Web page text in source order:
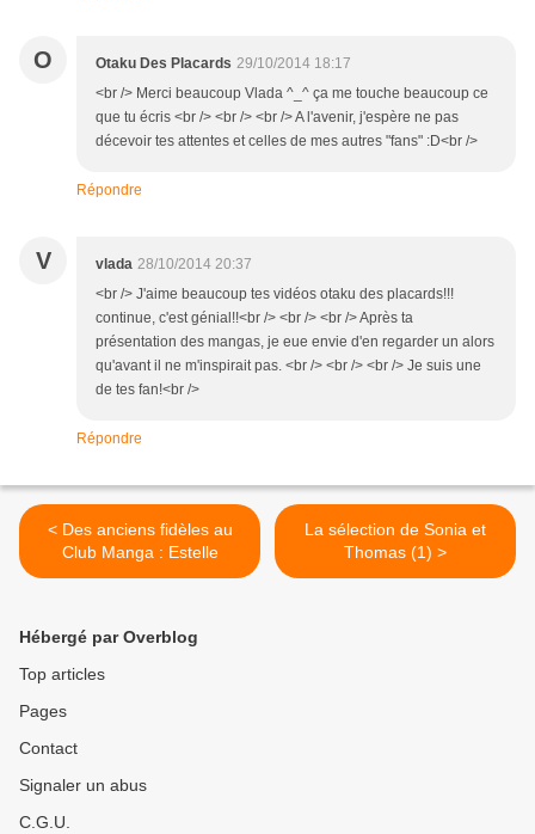
O Otaku Des Placards 29/10/2014 18:17
<br /> Merci beaucoup Vlada ^_^ ça me touche beaucoup ce
que tu écris <br /> <br /> <br /> A l'avenir, j'espère ne pas
décevoir tes attentes et celles de mes autres "fans" :D<br />
Répondre
V vlada 28/10/2014 20:37
<br /> J'aime beaucoup tes vidéos otaku des placards!!!
continue, c'est génial!!<br /> <br /> <br /> Après ta
présentation des mangas, je eue envie d'en regarder un alors
qu'avant il ne m'inspirait pas. <br /> <br /> <br /> Je suis une
de tes fan!<br />
Répondre
< Des anciens fidèles au
Club Manga : Estelle
La sélection de Sonia et
Thomas (1) >
Hébergé par Overblog
Top articles
Pages
Contact
Signaler un abus
C.G.U.